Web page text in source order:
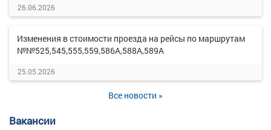
26.06.2026
Изменения в стоимости проезда на рейсы по маршрутам
№№525,545,555,559,586А,588А,589А
25.05.2026
Все новости »
Вакансии